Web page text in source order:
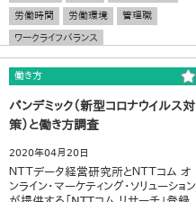
労働時間
労働環境
管理職
ワークライフバランス
働き方
パンデミック（新型コロナウイルス対
策）と働き方調査
2020年04月20日
ＮＴＴデータ経営研究所とＮＴＴコム オ
ンライン・マーケティング・ソリューション